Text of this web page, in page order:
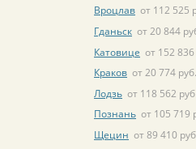
Вроцлав от 112 525
Гданьск от 20 844
Катовице от 152
Краков от 20 774 руб.
Лодзь от 118 562
Познань от 105 719
Щецин от 89 410